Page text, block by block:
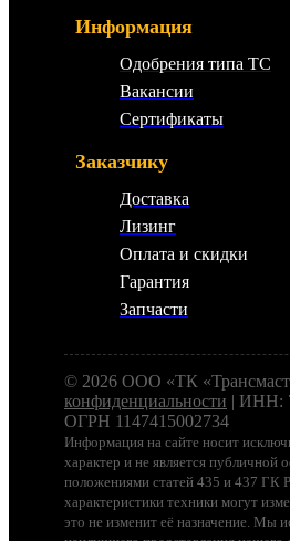
Информация
Одобрения типа ТС
Вакансии
Сертификаты
Заказчику
Доставка
Лизинг
Оплата и скидки
Гарантия
Запчасти
© 2026 ООО «ТК
конфиденциальности | ИНН:
ОГРН 1147415002734
Информация на сайте носит
характер и не является публичной
положениями статей 435 и 437 ГК
характеристики техники могут
это не изменит её назначение. Мы